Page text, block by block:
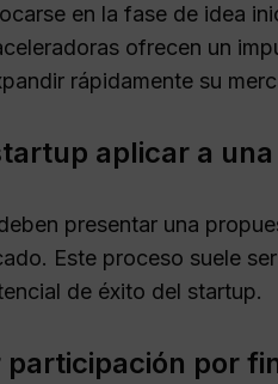
en la fase de idea
ofrecen un
rápidamente su
aplicar a
presentar una
Este proceso suele ser
de éxito del startup.
participación por